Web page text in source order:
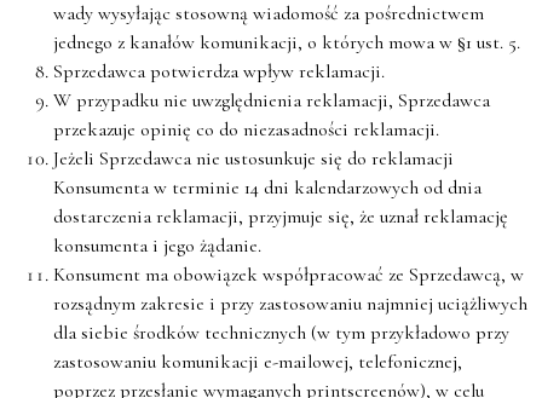
wady wysyłając stosowną wiadomość za pośrednictwem
jednego z kanałów komunikacji, o których mowa w §1 ust. 5.
Sprzedawca potwierdza wpływ reklamacji.
W przypadku nie uwzględnienia reklamacji, Sprzedawca
przekazuje opinię co do niezasadności reklamacji.
Jeżeli Sprzedawca nie ustosunkuje się do reklamacji
Konsumenta w terminie 14 dni kalendarzowych od dnia
dostarczenia reklamacji, przyjmuje się, że uznał reklamację
konsumenta i jego żądanie.
Konsument ma obowiązek współpracować ze Sprzedawcą, w
rozsądnym zakresie i przy zastosowaniu najmniej uciążliwych
dla siebie środków technicznych (w tym przykładowo przy
zastosowaniu komunikacji e-mailowej, telefonicznej,
poprzez przesłanie wymaganych printscreenów), w celu